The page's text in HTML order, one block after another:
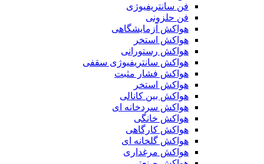
فن سانتریفیوژی
فن حلزونی
هواکش آزمایشگاهی
هواکش استخر
هواکش رستورانی
هواکش سانتریفیوژی سقفی
هواکش فشار مثبت
هواکش استخر
هواکش بین کانالی
هواکش سردخانه ای
هواکش خانگی
هواکش کارگاهی
هواکش گلخانه ای
هواکش مرغداری